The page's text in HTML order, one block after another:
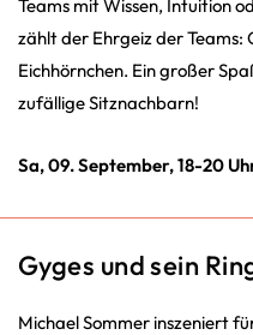
Teams mit Wissen, Intuition
zählt der Ehrgeiz der Teams:
Eichhörnchen. Ein großer
zufällige Sitznachbarn!
Sa, 09. September, 18-20
Gyges und sein
Michael Sommer inszeniert